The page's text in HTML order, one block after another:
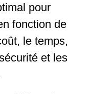
pour
fonction de
le temps,
et les